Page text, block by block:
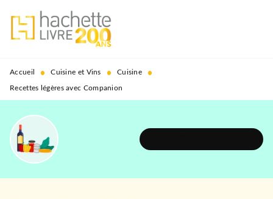
MENU RECHERCHE
PIED DE PAGE
Accueil • Cuisine et Vins • Cuisine •
Recettes légères avec Companion